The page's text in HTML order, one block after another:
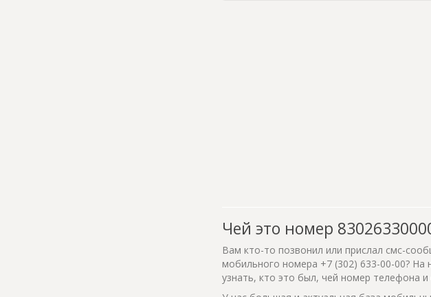
Чей это номер
Вам кто-то позвонил или прислал смс-
мобильного номера +7 (302) 633-00-00?
узнать, кто это был, чей номер телефона и